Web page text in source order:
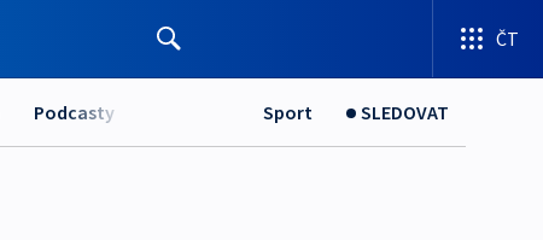
ČT
Podcasty Sport SLEDOVAT